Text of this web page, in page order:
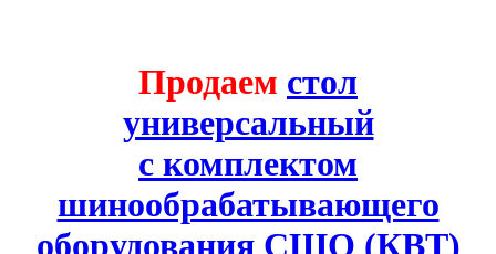
Продаем стол
универсальный
с комплектом
шинообрабатывающего
оборудования СШО (КВТ)